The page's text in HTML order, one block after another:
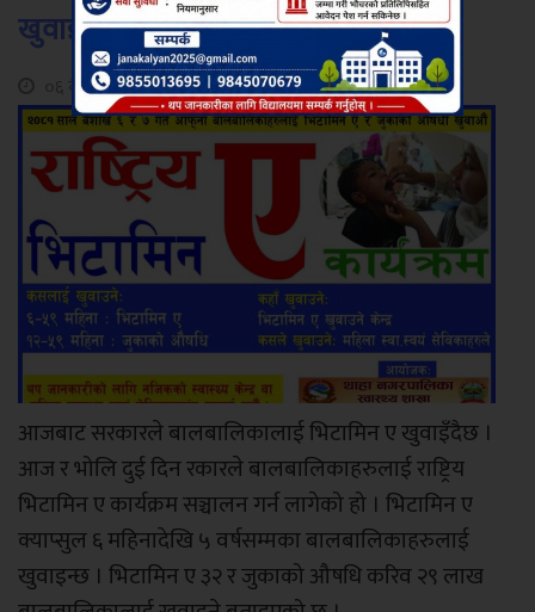
खुवाइँदै
०६ बैशाख, २०८१
आजबाट सरकारले बालबालिकालाई भिटामिन ए खुवाइँदैछ ।
आज र भोलि दुई दिन रकारले बालबालिकाहरुलाई राष्ट्रिय
भिटामिन ए कार्यक्रम सञ्चालन गर्न लागेको हो । भिटामिन ए
क्याप्सुल ६ महिनादेखि ५ वर्षसम्मका बालबालिकाहरुलाई
खुवाइन्छ । भिटामिन ए ३२ र जुकाको औषधि करिव २९ लाख